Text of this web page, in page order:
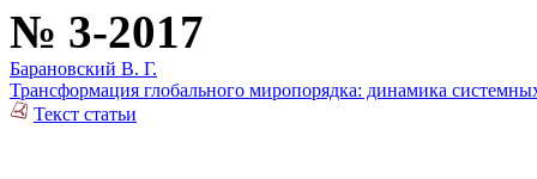
№ 3-2017
Барановский В. Г.
Трансформация глобального миропорядка: динамика
Текст статьи